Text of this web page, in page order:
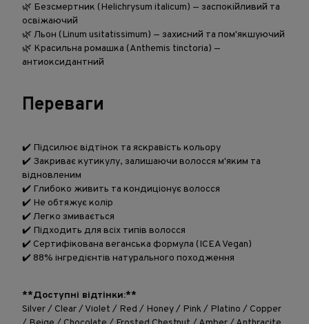
🌿 Безсмертник (Helichrysum italicum) — заспокійливий та
освіжаючий
🌿 Льон (Linum usitatissimum) — захисний та пом'якшуючий
🌿 Красильна ромашка (Anthemis tinctoria) —
антиоксидантний
Переваги
✔️ Підсилює відтінок та яскравість кольору
✔️ Закриває кутикулу, залишаючи волосся м'яким та
відновленим
✔️ Глибоко живить та кондиціонує волосся
✔️ Не обтяжує колір
✔️ Легко змивається
✔️ Підходить для всіх типів волосся
✔️ Сертифікована веганська формула (ICEA Vegan)
✔️ 88% інгредієнтів натурального походження
**Доступні відтінки:**
Silver / Clear / Violet / Red / Honey / Pink / Platino / Copper